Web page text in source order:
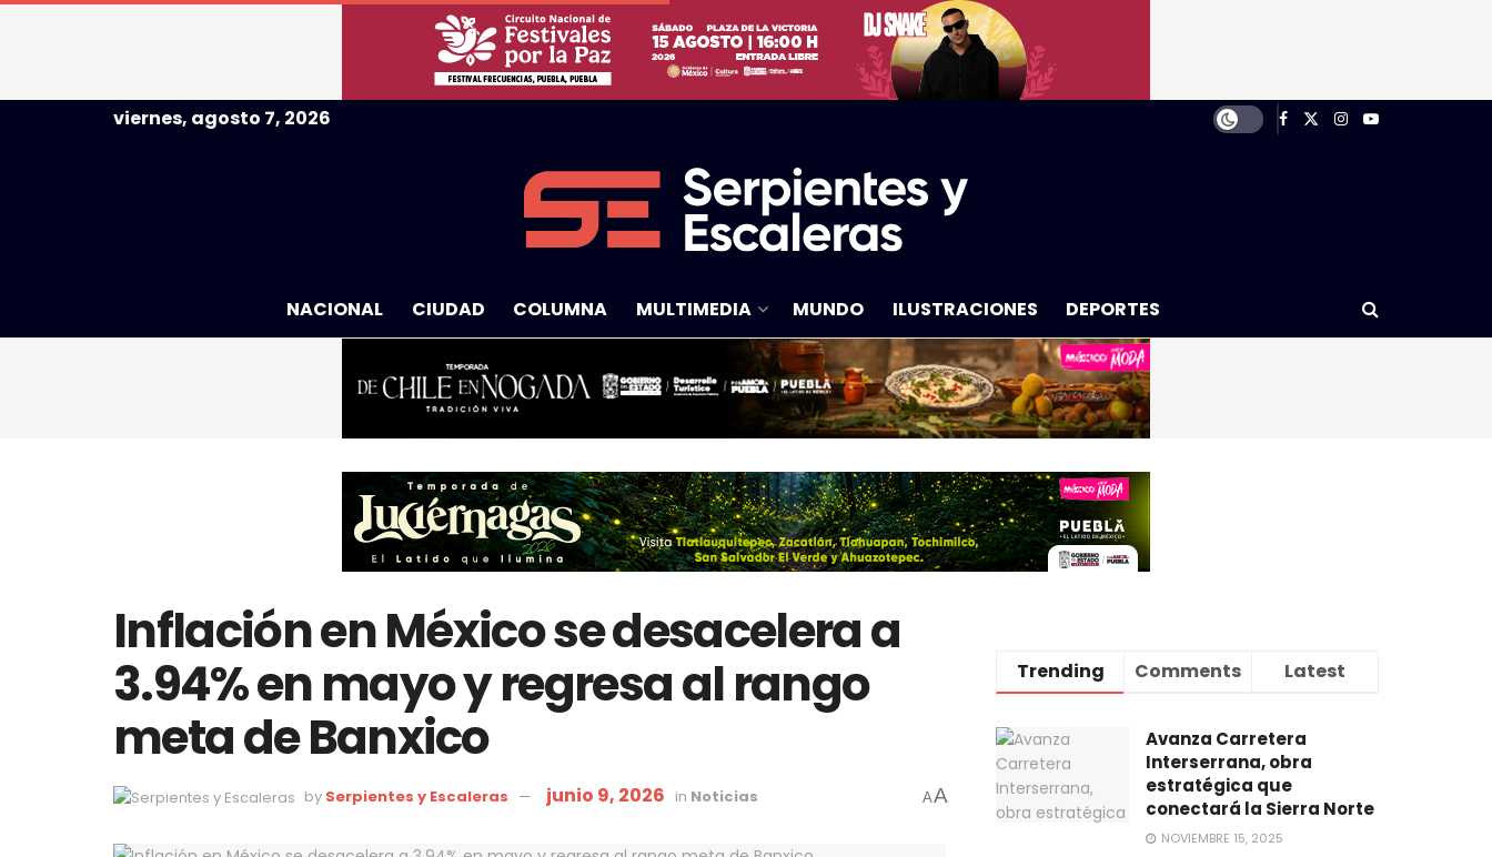
viernes, agosto 7, 2026
NACIONAL CIUDAD COLUMNA MULTIMEDIA MUNDO ILUSTRACIONES DEPORTES
Inflación en México se desacelera a
3.94% en mayo y regresa al rango
meta de Banxico
by Serpientes y Escaleras junio 9, 2026 in Noticias AA
Trending Comments Latest
Avanza Carretera
Interserrana, obra
estratégica que
conectará la Sierra Norte
NOVIEMBRE 15, 2025